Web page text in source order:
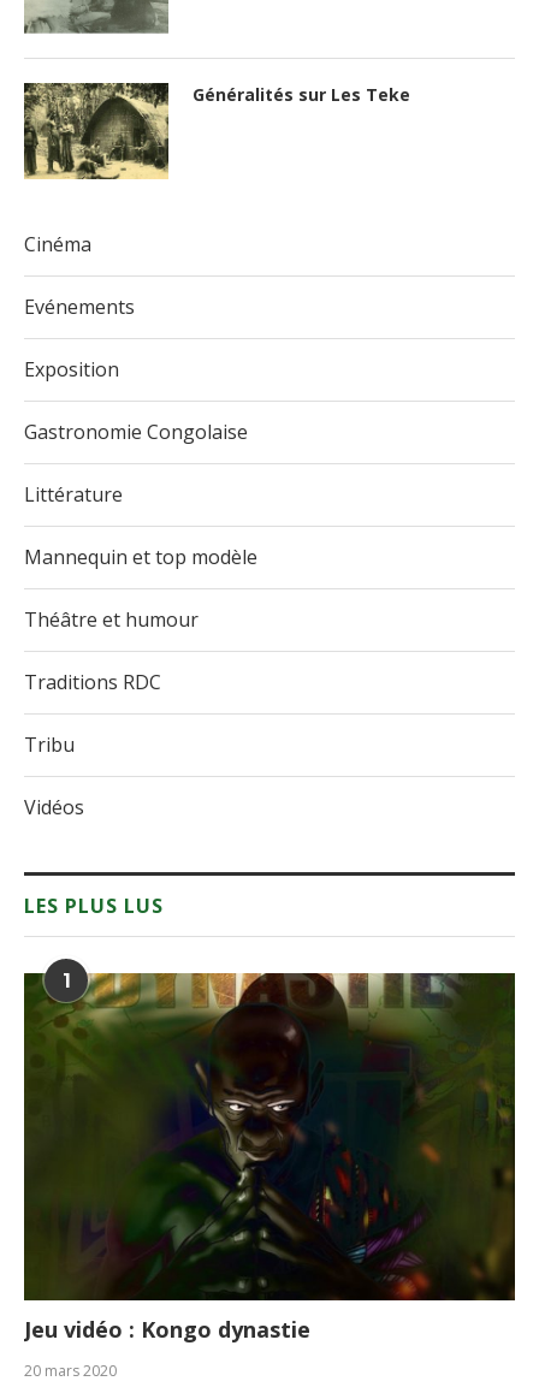
Généralités sur Les Teke
Cinéma
Evénements
Exposition
Gastronomie Congolaise
Littérature
Mannequin et top modèle
Théâtre et humour
Traditions RDC
Tribu
Vidéos
LES PLUS LUS
1
Jeu vidéo : Kongo dynastie
20 mars 2020